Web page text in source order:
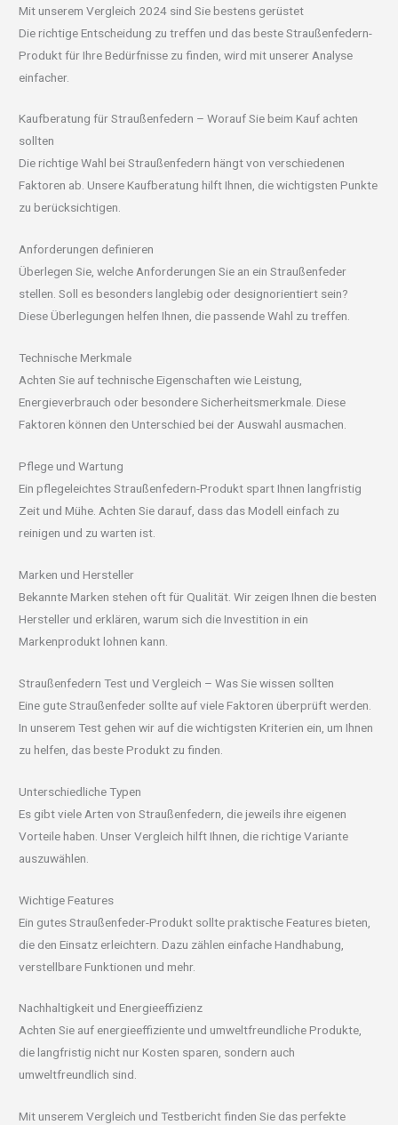
Mit unserem Vergleich 2024 sind Sie bestens gerüstet
Die richtige Entscheidung zu treffen und das beste Straußenfedern-
Produkt für Ihre Bedürfnisse zu finden, wird mit unserer Analyse
einfacher.
Kaufberatung für Straußenfedern – Worauf Sie beim Kauf achten
sollten
Die richtige Wahl bei Straußenfedern hängt von verschiedenen
Faktoren ab. Unsere Kaufberatung hilft Ihnen, die wichtigsten Punkte
zu berücksichtigen.
Anforderungen definieren
Überlegen Sie, welche Anforderungen Sie an ein Straußenfeder
stellen. Soll es besonders langlebig oder designorientiert sein?
Diese Überlegungen helfen Ihnen, die passende Wahl zu treffen.
Technische Merkmale
Achten Sie auf technische Eigenschaften wie Leistung,
Energieverbrauch oder besondere Sicherheitsmerkmale. Diese
Faktoren können den Unterschied bei der Auswahl ausmachen.
Pflege und Wartung
Ein pflegeleichtes Straußenfedern-Produkt spart Ihnen langfristig
Zeit und Mühe. Achten Sie darauf, dass das Modell einfach zu
reinigen und zu warten ist.
Marken und Hersteller
Bekannte Marken stehen oft für Qualität. Wir zeigen Ihnen die besten
Hersteller und erklären, warum sich die Investition in ein
Markenprodukt lohnen kann.
Straußenfedern Test und Vergleich – Was Sie wissen sollten
Eine gute Straußenfeder sollte auf viele Faktoren überprüft werden.
In unserem Test gehen wir auf die wichtigsten Kriterien ein, um Ihnen
zu helfen, das beste Produkt zu finden.
Unterschiedliche Typen
Es gibt viele Arten von Straußenfedern, die jeweils ihre eigenen
Vorteile haben. Unser Vergleich hilft Ihnen, die richtige Variante
auszuwählen.
Wichtige Features
Ein gutes Straußenfeder-Produkt sollte praktische Features bieten,
die den Einsatz erleichtern. Dazu zählen einfache Handhabung,
verstellbare Funktionen und mehr.
Nachhaltigkeit und Energieeffizienz
Achten Sie auf energieeffiziente und umweltfreundliche Produkte,
die langfristig nicht nur Kosten sparen, sondern auch
umweltfreundlich sind.
Mit unserem Vergleich und Testbericht finden Sie das perfekte